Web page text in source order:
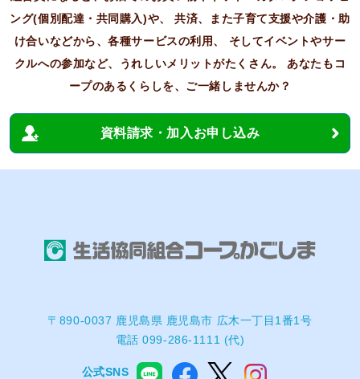
ング(個別配達・共同購入)や、共済、また子育て支援や介護・助
け合いなどから、各種サービスの利用、
そしてイベントやサー
クルへの参加など、うれしいメリットがたくさん。
あなたもコ
ープのあるくらしを、ご一緒しませんか？
資料請求・加入お申し込み
〒890-0037 鹿児島県 鹿児島市 広木一丁目1番1号
電話 099-286-1111 (代)
公式SNS